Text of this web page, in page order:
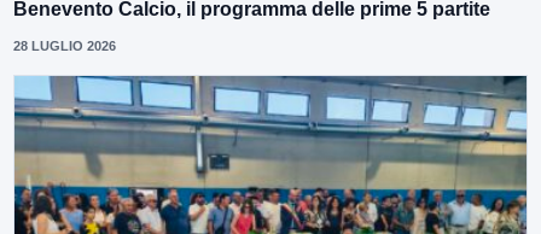
Benevento Calcio, il programma delle prime 5 partite
28 LUGLIO 2026